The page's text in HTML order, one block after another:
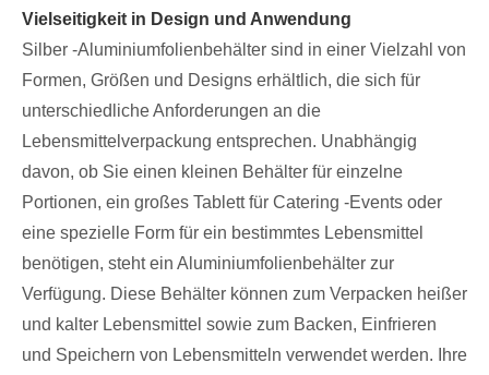
Vielseitigkeit in Design und Anwendung
Silber -Aluminiumfolienbehälter sind in einer Vielzahl von
Formen, Größen und Designs erhältlich, die sich für
unterschiedliche Anforderungen an die
Lebensmittelverpackung entsprechen. Unabhängig
davon, ob Sie einen kleinen Behälter für einzelne
Portionen, ein großes Tablett für Catering -Events oder
eine spezielle Form für ein bestimmtes Lebensmittel
benötigen, steht ein Aluminiumfolienbehälter zur
Verfügung. Diese Behälter können zum Verpacken heißer
und kalter Lebensmittel sowie zum Backen, Einfrieren
und Speichern von Lebensmitteln verwendet werden. Ihre